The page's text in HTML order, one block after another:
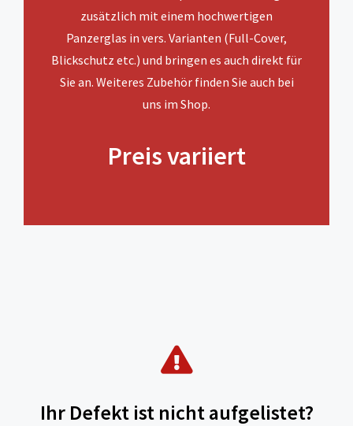
zusätzlich mit einem hochwertigen
Panzerglas in vers. Varianten (Full-Cover,
Blickschutz etc.) und bringen es auch direkt für
Sie an. Weiteres Zubehör finden Sie auch bei
uns im Shop.
Preis variiert
Ihr Defekt ist nicht aufgelistet?